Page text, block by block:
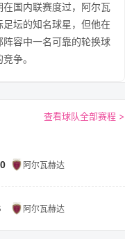
国内联赛度过，阿尔瓦
坛的知名球星，但他在
容中一名可靠的轮换球
争。
查看球队全部赛程 >
阿尔瓦赫达
阿尔瓦赫达